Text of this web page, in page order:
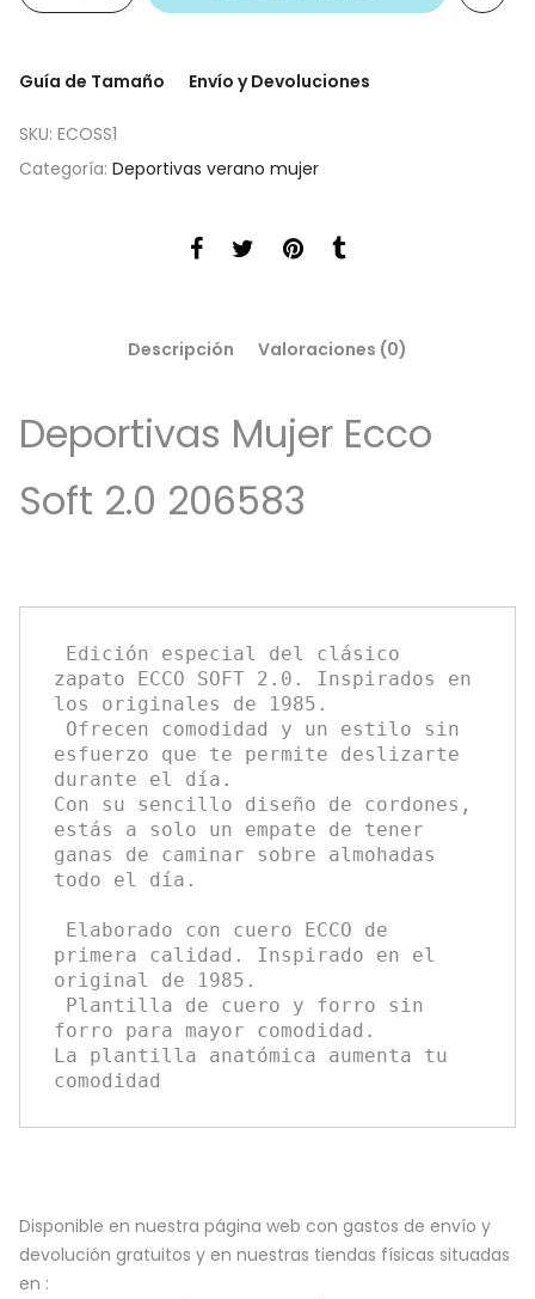
Guía de Tamaño Envío y Devoluciones
SKU: ECOSS1
Categoría: Deportivas verano mujer
Descripción Valoraciones (0)
Deportivas Mujer Ecco
Soft 2.0 206583
zapato ECCO SOFT 2.0. Inspirados en
los originales de 1985.
esfuerzo que te permite deslizarte
durante el día.
Con su sencillo diseño de cordones,
estás a solo un empate de tener
ganas de caminar sobre almohadas
todo el día.
primera calidad. Inspirado en el
original de 1985.
forro para mayor comodidad.
La plantilla anatómica aumenta tu
comodidad
Disponible en nuestra página web con gastos de envío y
devolución gratuitos y en nuestras tiendas físicas situadas
en :